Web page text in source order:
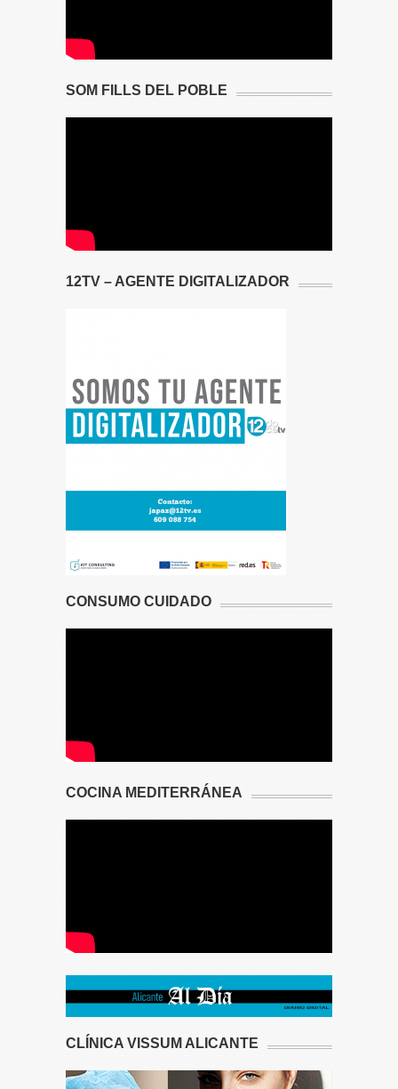
SOM FILLS DEL POBLE
12TV – AGENTE DIGITALIZADOR
CONSUMO CUIDADO
COCINA MEDITERRÁNEA
CLÍNICA VISSUM ALICANTE